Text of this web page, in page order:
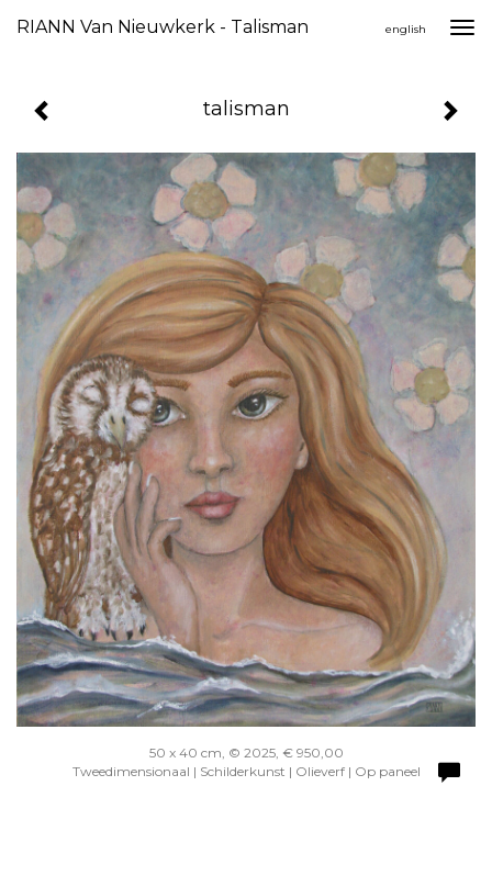
RIANN Van Nieuwkerk - Talisman english
talisman
50 x 40 cm, © 2025, € 950,00
Tweedimensionaal | Schilderkunst | Olieverf | Op paneel